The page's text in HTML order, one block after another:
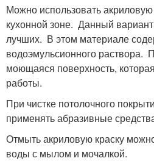
Можно использовать
кухонной зоне. Данный
лучших. В этом материале
водоэмульсионного раствора.
моющаяся поверхность,
работы.
При чистке потолочного
применять абразивные
Отмыть акриловую краску
воды с мылом и мочалкой.